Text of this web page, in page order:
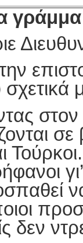
σχετικά
στον
δεν